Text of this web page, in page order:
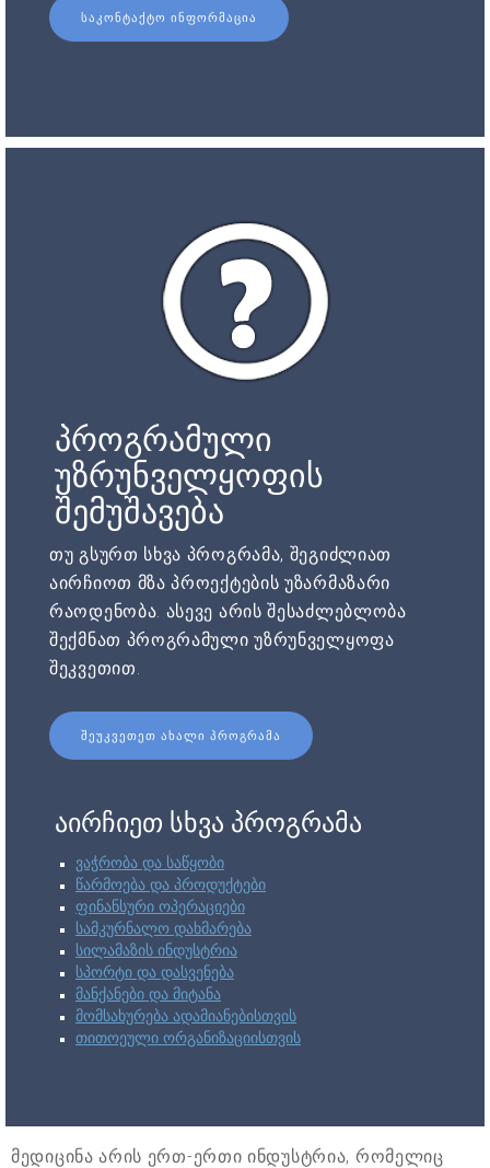
ᲡᲐᲙᲝᲜᲢᲐᲥᲢᲝ ᲘᲜᲤᲝᲠᲛᲐᲪᲘᲐ
პროგრამული
უზრუნველყოფის
შემუშავება
თუ გსურთ სხვა პროგრამა, შეგიძლიათ
აირჩიოთ მზა პროექტების უზარმაზარი
რაოდენობა. ასევე არის შესაძლებლობა
შექმნათ პროგრამული უზრუნველყოფა
შეკვეთით.
ᲨᲔᲣᲙᲕᲔᲗᲔᲗ ᲐᲮᲐᲚᲘ ᲞᲠᲝᲒᲠᲐᲛᲐ
აირჩიეთ სხვა პროგრამა
ვაჭრობა და საწყობი
წარმოება და პროდუქტები
ფინანსური ოპერაციები
სამკურნალო დახმარება
სილამაზის ინდუსტრია
სპორტი და დასვენება
მანქანები და მიტანა
მომსახურება ადამიანებისთვის
თითოეული ორგანიზაციისთვის
მედიცინა არის ერთ-ერთი ინდუსტრია, რომელიც